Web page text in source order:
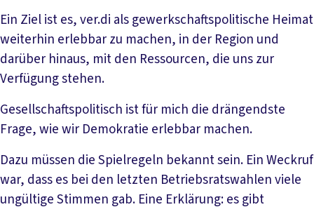
Ein Ziel ist es, ver.di als gewerkschaftspolitische Heimat
weiterhin erlebbar zu machen, in der Region und
darüber hinaus, mit den Ressourcen, die uns zur
Verfügung stehen.
Gesellschaftspolitisch ist für mich die drängendste
Frage, wie wir Demokratie erlebbar machen.
Dazu müssen die Spielregeln bekannt sein. Ein Weckruf
war, dass es bei den letzten Betriebsratswahlen viele
ungültige Stimmen gab. Eine Erklärung: es gibt